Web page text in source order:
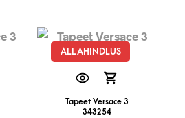
ALLAHINDLUS
Tapeet Versace 3
343254